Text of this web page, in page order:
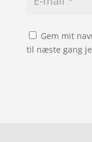
Gem mit
til næste gang